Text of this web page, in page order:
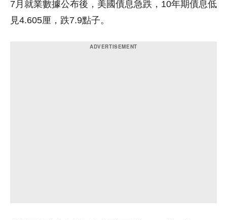
7月就業數據公布後，美國債息急跌，10年期債息低
見4.605厘，跌7.9點子。